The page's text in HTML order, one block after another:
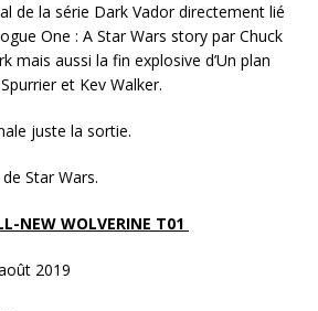
de la série Dark Vador directement lié
One : A Star Wars story par Chuck
mais aussi la fin explosive d’Un plan
et Kev Walker.
juste la sortie.
Star Wars.
NEW WOLVERINE T01
2019